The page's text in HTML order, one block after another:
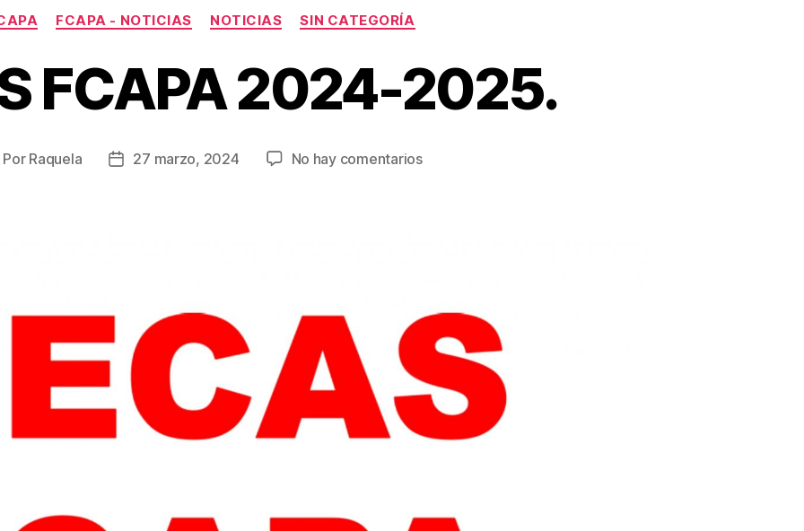
Categorías
FCAPA - NOTICIAS NOTICIAS SIN CATEGORÍA
FCAPA 2024-2025.
Por Raquela
Fecha27 marzo, 2024 No hay comentariosen